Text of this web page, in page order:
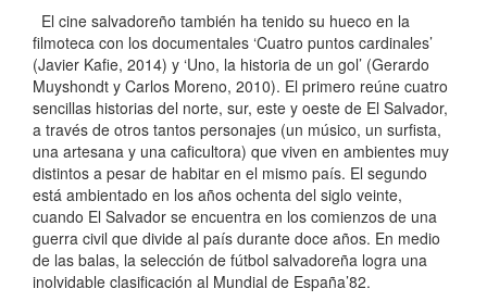
El cine salvadoreño también ha tenido su hueco en la
filmoteca con los documentales ‘Cuatro puntos cardinales’
(Javier Kafie, 2014) y ‘Uno, la historia de un gol’ (Gerardo
Muyshondt y Carlos Moreno, 2010). El primero reúne cuatro
sencillas historias del norte, sur, este y oeste de El Salvador,
a través de otros tantos personajes (un músico, un surfista,
una artesana y una caficultora) que viven en ambientes muy
distintos a pesar de habitar en el mismo país. El segundo
está ambientado en los años ochenta del siglo veinte,
cuando El Salvador se encuentra en los comienzos de una
guerra civil que divide al país durante doce años. En medio
de las balas, la selección de fútbol salvadoreña logra una
inolvidable clasificación al Mundial de España’82.